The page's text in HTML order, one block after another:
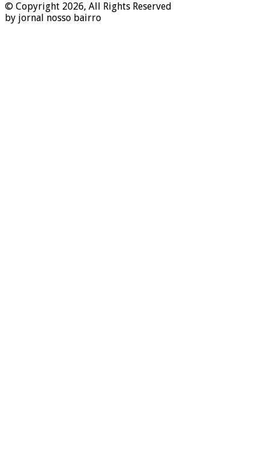
© Copyright 2026, All Rights Reserved
by jornal nosso bairro